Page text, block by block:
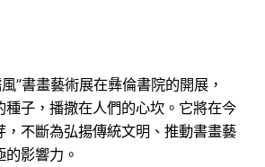
”書畫藝術展在彝倫書院的開展，
種子，播撒在人們的心坎。它將在今
，不斷為弘揚傳統文明、推動書畫藝
影響力。